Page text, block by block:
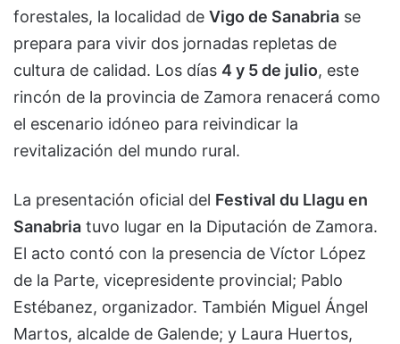
forestales, la localidad de Vigo de Sanabria se
prepara para vivir dos jornadas repletas de
cultura de calidad. Los días 4 y 5 de julio, este
rincón de la provincia de Zamora renacerá como
el escenario idóneo para reivindicar la
revitalización del mundo rural.
La presentación oficial del Festival du Llagu en
Sanabria tuvo lugar en la Diputación de Zamora.
El acto contó con la presencia de Víctor López
de la Parte, vicepresidente provincial; Pablo
Estébanez, organizador. También Miguel Ángel
Martos, alcalde de Galende; y Laura Huertos,